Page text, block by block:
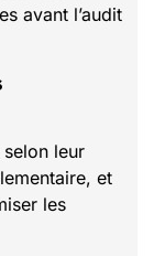
avant l’audit
leur
et
les